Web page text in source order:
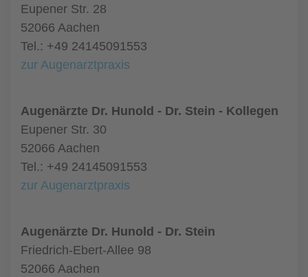
Eupener Str. 28
52066 Aachen
Tel.: +49 24145091553
zur Augenarztpraxis
Augenärzte Dr. Hunold - Dr. Stein - Kollegen
Eupener Str. 30
52066 Aachen
Tel.: +49 24145091553
zur Augenarztpraxis
Augenärzte Dr. Hunold - Dr. Stein
Friedrich-Ebert-Allee 98
52066 Aachen